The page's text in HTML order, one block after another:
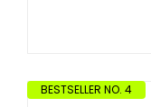
BESTSELLER NO. 4